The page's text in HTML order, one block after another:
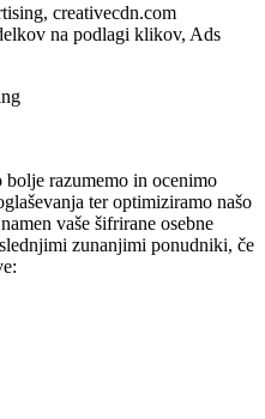
creativecdn.com
na podlagi klikov, Ads
bolje razumemo in ocenimo
ter optimiziramo našo
vaše šifrirane osebne
zunanjimi ponudniki, če